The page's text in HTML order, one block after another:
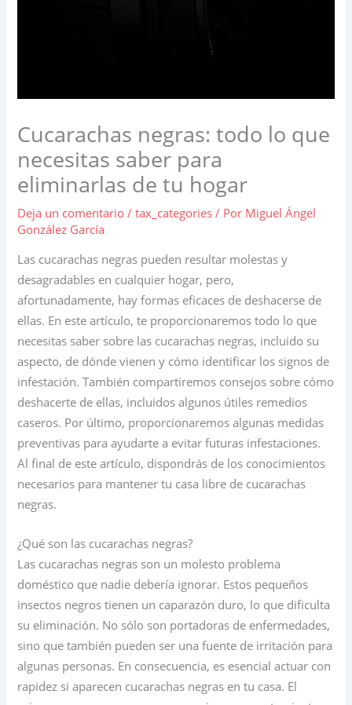
Cucarachas negras: todo lo que
necesitas saber para
eliminarlas de tu hogar
Deja un comentario /tax_categories / Por Miguel Ángel
González García
Las cucarachas negras pueden resultar molestas y
desagradables en cualquier hogar, pero,
afortunadamente, hay formas eficaces de deshacerse de
ellas. En este artículo, te proporcionaremos todo lo que
necesitas saber sobre las cucarachas negras, incluido su
aspecto, de dónde vienen y cómo identificar los signos de
infestación. También compartiremos consejos sobre cómo
deshacerte de ellas, incluidos algunos útiles remedios
caseros. Por último, proporcionaremos algunas medidas
preventivas para ayudarte a evitar futuras infestaciones.
Al final de este artículo, dispondrás de los conocimientos
necesarios para mantener tu casa libre de cucarachas
negras.
¿Qué son las cucarachas negras?
Las cucarachas negras son un molesto problema
doméstico que nadie debería ignorar. Estos pequeños
insectos negros tienen un caparazón duro, lo que dificulta
su eliminación. No sólo son portadoras de enfermedades,
sino que también pueden ser una fuente de irritación para
algunas personas. En consecuencia, es esencial actuar con
rapidez si aparecen cucarachas negras en tu casa. El